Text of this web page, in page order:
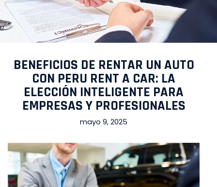
BENEFICIOS DE RENTAR UN AUTO
CON PERU RENT A CAR: LA
ELECCIÓN INTELIGENTE PARA
EMPRESAS Y PROFESIONALES
mayo 9, 2025